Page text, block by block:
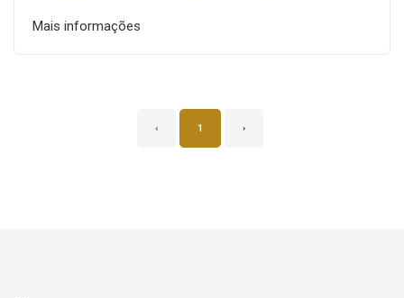
Mais informações
‹ 1 ›